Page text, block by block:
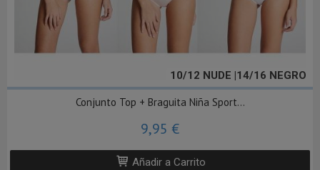
10/12 NUDE |14/16 NEGRO
Conjunto Top + Braguita Niña Sport...
9,95 €
Añadir a Carrito